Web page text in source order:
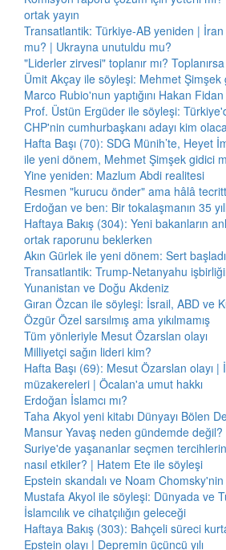
ortak yayın
Transatlantik: Türkiye-AB yeniden | İran
mu? | Ukrayna unutuldu mu?
"Liderler zirvesi" toplanır mı?
Ümit Akçay ile söyleşi: Mehmet
Marco Rubio'nun yaptığını Hakan
Prof. Üstün Ergüder ile söyleşi:
CHP'nin cumhurbaşkanı adayı kim
Hafta Başı (70): SDG Münih’te, Heyet
ile yeni dönem, Mehmet Şimşek gidici
Yine yeniden: Mazlum Abdi realitesi
Resmen "kurucu önder" ama hâlâ
Erdoğan ve ben: Bir tokalaşmanın 35
Haftaya Bakış (304): Yeni bakanların
ortak raporunu beklerken
Akın Gürlek ile yeni dönem: Sert
Transatlantik: Trump-Netanyahu
Yunanistan ve Doğu Akdeniz
Gıran Özcan ile söyleşi: İsrail, ABD ve
Özgür Özel sarsılmış ama yıkılmamış
Tüm yönleriyle Mesut Özarslan olayı
Milliyetçi sağın lideri kim?
Hafta Başı (69): Mesut Özarslan olayı |
müzakereleri | Öcalan'a umut hakkı
Erdoğan İslamcı mı?
Taha Akyol yeni kitabı Dünyayı Bölen
Mansur Yavaş neden gündemde değil?
Suriye'de yaşananlar seçmen
nasıl etkiler? | Hatem Ete ile söyleşi
Epstein skandalı ve Noam Chomsky'nin
Mustafa Akyol ile söyleşi: Dünyada ve
İslamcılık ve cihatçılığın geleceği
Haftaya Bakış (303): Bahçeli süreci
Epstein olayı | Depremin üçüncü yılı